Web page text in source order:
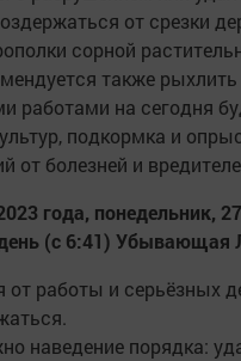
от срезки
сорной
также
работами на сегодня
подкормка и
от болезней и
года, понедельник,
(с 6:41) Убывающая
от работы и серьёзных
наведение порядка: